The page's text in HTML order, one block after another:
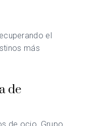
el
más
de